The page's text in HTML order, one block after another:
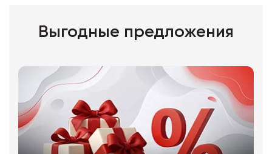
Выгодные предложения